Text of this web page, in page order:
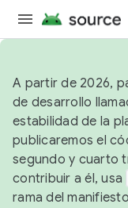
A partir de 2026,
de desarrollo
estabilidad de la
publicaremos el
segundo y cuarto
contribuir a él, usa
rama del manifiesto